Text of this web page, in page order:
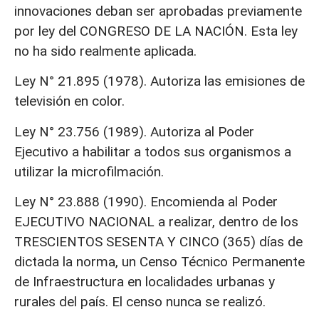
innovaciones deban ser aprobadas previamente
por ley del CONGRESO DE LA NACIÓN. Esta ley
no ha sido realmente aplicada.
Ley N° 21.895 (1978). Autoriza las emisiones de
televisión en color.
Ley N° 23.756 (1989). Autoriza al Poder
Ejecutivo a habilitar a todos sus organismos a
utilizar la microfilmación.
Ley N° 23.888 (1990). Encomienda al Poder
EJECUTIVO NACIONAL a realizar, dentro de los
TRESCIENTOS SESENTA Y CINCO (365) días de
dictada la norma, un Censo Técnico Permanente
de Infraestructura en localidades urbanas y
rurales del país. El censo nunca se realizó.